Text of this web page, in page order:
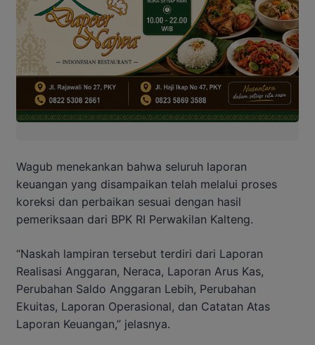
Wagub menekankan bahwa seluruh laporan
keuangan yang disampaikan telah melalui proses
koreksi dan perbaikan sesuai dengan hasil
pemeriksaan dari BPK RI Perwakilan Kalteng.
“Naskah lampiran tersebut terdiri dari Laporan
Realisasi Anggaran, Neraca, Laporan Arus Kas,
Perubahan Saldo Anggaran Lebih, Perubahan
Ekuitas, Laporan Operasional, dan Catatan Atas
Laporan Keuangan,” jelasnya.